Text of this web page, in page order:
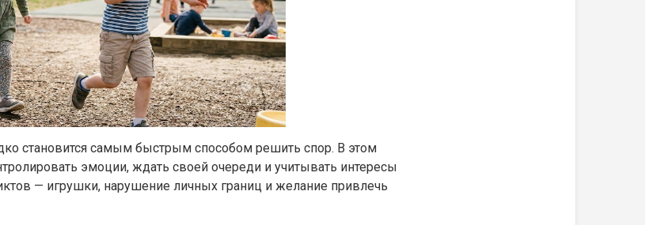
становится самым быстрым способом решить спор. В этом
эмоции, ждать своей очереди и учитывать интересы
— игрушки, нарушение личных границ и желание привлечь